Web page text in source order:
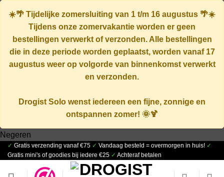
☀️🌴 Tijdelijke zomersluiting van 1 t/m 16 augustus 🌴☀️
Tijdens onze zomervakantie worden er geen
bestellingen verwerkt of verzonden. Alle bestellingen
die in deze periode worden geplaatst, worden vanaf 17
augustusweer op volgorde van binnenkomst verwerkt
en verzonden.
Drogist Solo wenst iedereen een fijne, zonnige en
ontspannen zomer! 🌞🍹
Negeren
naar
inhoud
✓ Gratis verzending vanaf €75 ✓ Vandaag besteld = overmorgen in huis! ✓
Gratis mini's of goodies bij iedere €25 ✓ Achteraf betalen